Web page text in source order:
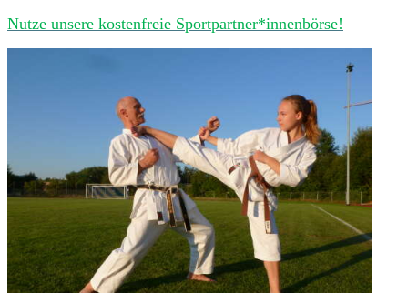
Nutze unsere kostenfreie Sportpartner*innenbörse!